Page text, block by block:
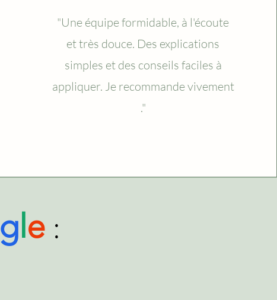
"Une équipe formidable, à l'écoute
et très douce. Des explications
simples et des conseils faciles à
appliquer. Je recommande vivement
."
g e :